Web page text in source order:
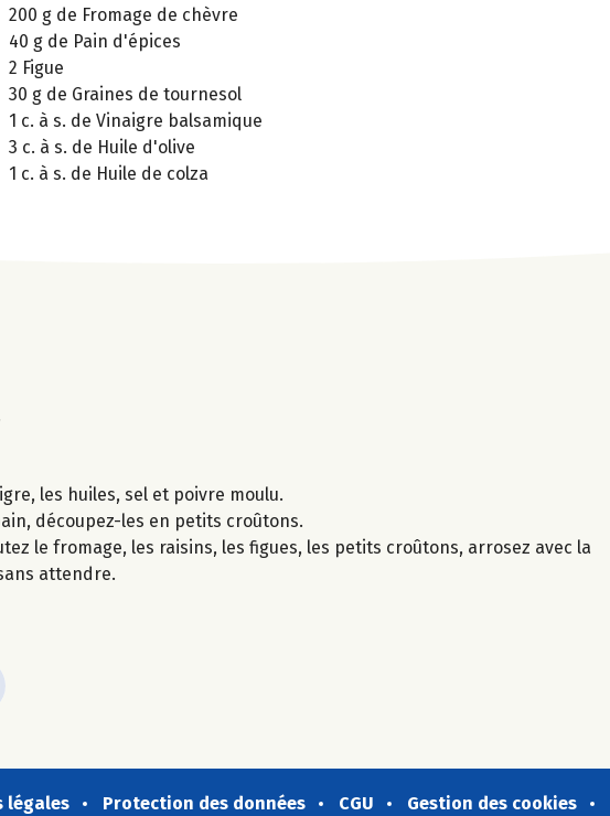
200 g de Fromage de chèvre
40 g de Pain d'épices
2 Figue
30 g de Graines de tournesol
1 c. à s. de Vinaigre balsamique
3 c. à s. de Huile d'olive
1 c. à s. de Huile de colza
les huiles, sel et poivre moulu.
découpez-les en petits croûtons.
le fromage, les raisins, les figues, les petits croûtons, arrosez avec la
attendre.
légales Protection des données CGU Gestion des cookies